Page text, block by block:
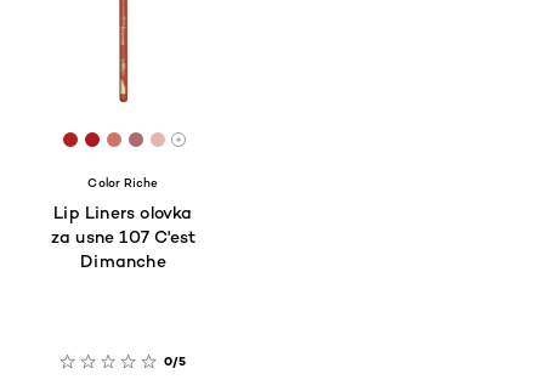
[Color]: #af211f
[Color]: #b0181d
[Color]: #ce7465
[Color]: #aa6c6f
[Color]: #E3B6B0
More shades are available
Color Riche
Lip Liners olovka
za usne 107 C'est
Dimanche
0/5